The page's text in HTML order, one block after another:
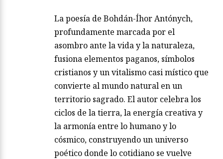
La poesía de Bohdán-Íhor Antónych,
profundamente marcada por el
asombro ante la vida y la naturaleza,
fusiona elementos paganos, símbolos
cristianos y un vitalismo casi místico que
convierte al mundo natural en un
territorio sagrado. El autor celebra los
ciclos de la tierra, la energía creativa y
la armonía entre lo humano y lo
cósmico, construyendo un universo
poético donde lo cotidiano se vuelve